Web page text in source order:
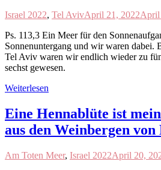
Israel 2022, Tel AvivApril 21, 2022April
Ps. 113,3 Ein Meer für den
Sonnenuntergang und wir waren dabei.
Tel Aviv waren wir endlich wieder zu
sechst gewesen.
Weiterlesen
Eine Hennablüte ist
aus den Weinbergen
Am Toten Meer, Israel 2022April 20,